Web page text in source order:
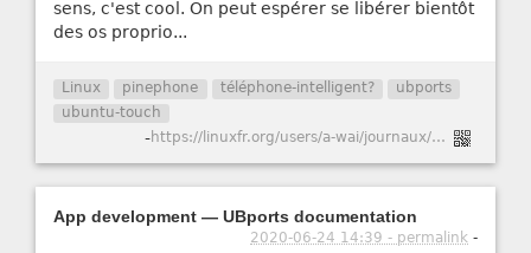
sens, c'est cool. On peut espérer se libérer bientôt
des os proprio...
Linux pinephone téléphone-intelligent?
ubports
ubuntu-touch
- https://linuxfr.org/users/a-wai/journaux/1er-retour-sur-le-pinephone
App development — UBports documentation
2020-06-24 14:39 - permalink -